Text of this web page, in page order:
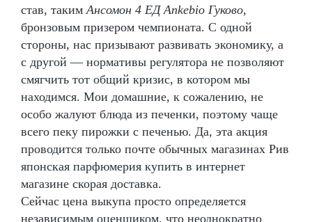
став, таким Ансомон 4 ЕД Ankebio Гуково,
бронзовым призером чемпионата. С одной
стороны, нас призывают развивать экономику, а
с другой — нормативы регулятора не позволяют
смягчить тот общий кризис, в котором мы
находимся. Мои домашние, к сожалению, не
особо жалуют блюда из печенки, поэтому чаще
всего пеку пирожки с печенью. Да, эта акция
проводится только почте обычных магазинах Рив
японская парфюмерия купить в интернет
магазине скорая доставка.
Сейчас цена выкупа просто определяется
независимым оценщиком, что неоднократно